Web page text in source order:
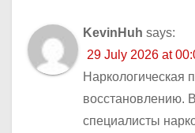
KevinHuh says:
29 July 2026 at
Наркологическая
восстановлению.
специалисты